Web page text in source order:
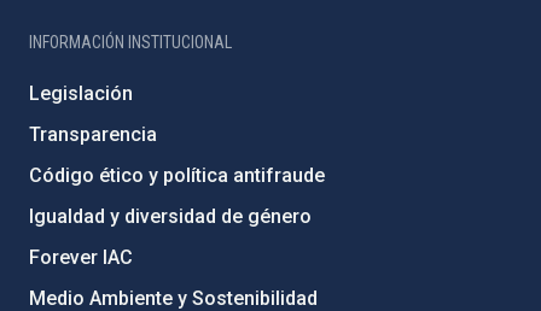
INFORMACIÓN INSTITUCIONAL
Legislación
Transparencia
Código ético y política antifraude
Igualdad y diversidad de género
Forever IAC
Medio Ambiente y Sostenibilidad